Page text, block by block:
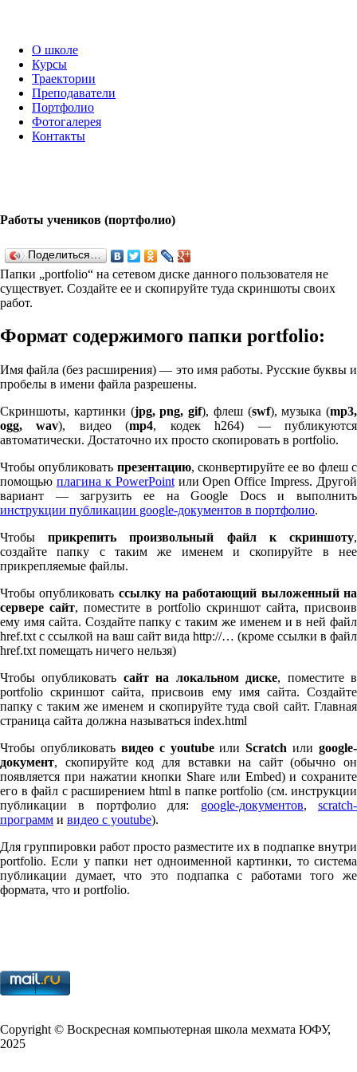
О школе
Курсы
Траектории
Преподаватели
Портфолио
Фотогалерея
Контакты
Работы учеников (портфолио)
Поделиться…
Папки „port­fo­lio“ на сетевом диске данного пользователя не
существует. Создайте ее и скопируйте туда скриншоты своих
работ.
Формат содержимого папки port­fo­lio:
Имя файла (без расширения) — это имя работы. Русские буквы и
пробелы в имени файла разрешены.
Скриншоты, картинки (jpg, png, gif), флеш (swf), музыка (mp3,
ogg, wav), видео (mp4, кодек h264) — публикуются
автоматически. Достаточно их просто скопировать в port­fo­lio.
Чтобы опубликовать презентацию, сконвертируйте ее во флеш с
помощью плагина к Pow­er­Pointили Open Office Impress. Другой
вариант — загрузить ее на Google Docs и выполнить
инструкции публикации google-документов в портфолио.
Чтобыприкрепить произвольный файл к скриншоту,
создайте папку с таким же именем и скопируйте в нее
прикрепляемые файлы.
Чтобы опубликовать ссылку на работающий выложенный на
сервере сайт, поместите в port­fo­lio скриншот сайта, присвоив
ему имя сайта. Создайте папку с таким же именем и в ней файл
href.txt с ссылкой на ваш сайт вида http://… (кроме ссылки в файл
href.txt помещать ничего нельзя)
Чтобы опубликовать сайт на локальном диске, поместите в
port­fo­lio скриншот сайта, присвоив ему имя сайта. Создайте
папку с таким же именем и скопируйте туда свой сайт. Главная
страница сайта должна называться index.html
Чтобы опубликовать видео с youtubeилиScratch или google-
документ, скопируйте код для вставки на сайт (обычно он
появляется при нажатии кнопки Share или Embed) и сохраните
его в файл с расширением html в папке port­fo­lio (см. инструкции
публикации в портфолио для: google-документов,scratch-
программ и видео с youtube).
Для группировки работ просто разместите их в подпапке внутри
port­fo­lio. Если у папки нет одноименной картинки, то система
публикации думает, что это подпапка с работами того же
формата, что и port­fo­lio.
Copy­right © Воскресная компьютерная школа мехмата ЮФУ,
2025